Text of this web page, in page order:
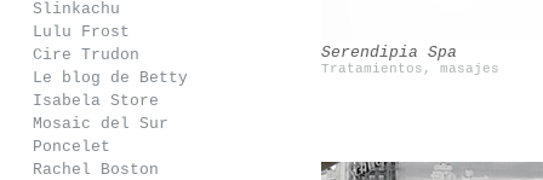
Slinkachu
Lulu Frost
Cire Trudon
Le blog de Betty
Isabela Store
Mosaic del Sur
Poncelet
Rachel Boston
Serendipia Spa
Tratamientos, masajes